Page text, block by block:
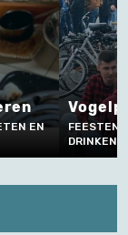
Kermis
ETEN EN